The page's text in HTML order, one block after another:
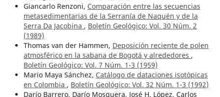
Giancarlo Renzoni, Comparación entre las secuencias
metasedimentarias de la Serranía de Naquén y de la
Serra Da Jacobina , Boletín Geológico: Vol. 30 Núm. 2
(1989)
Thomas van der Hammen, Deposición reciente de polen
atmosférico en la sabana de Bogotá y alrededores ,
Boletín Geológico: Vol. 7 Núm. 1-3 (1959)
Mario Maya Sánchez, Catálogo de dataciones isotópicas
en Colombia , Boletín Geológico: Vol. 32 Núm. 1-3 (1992)
Darío Barrero, Darío Mosquera, José H. López, Carlos